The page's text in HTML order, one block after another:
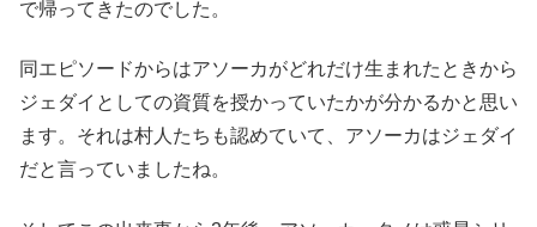
で帰ってきたのでした。
同エピソードからはアソーカがどれだけ生まれたときから
ジェダイとしての資質を授かっていたかが分かるかと思い
ます。それは村人たちも認めていて、アソーカはジェダイ
だと言っていましたね。